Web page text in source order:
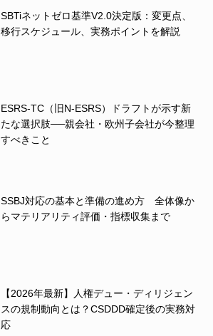
SBTiネットゼロ基準V2.0決定版：変更点、
移行スケジュール、実務ポイントを解説
ESRS-TC（旧N-ESRS）ドラフトが示す新
たな選択肢──親会社・欧州子会社が今整理
すべきこと
SSBJ対応の基本と準備の進め方 全体像か
らマテリアリティ評価・指標収集まで
【2026年最新】人権デュー・ディリジェン
スの規制動向とは？CSDDD確定後の実務対
応